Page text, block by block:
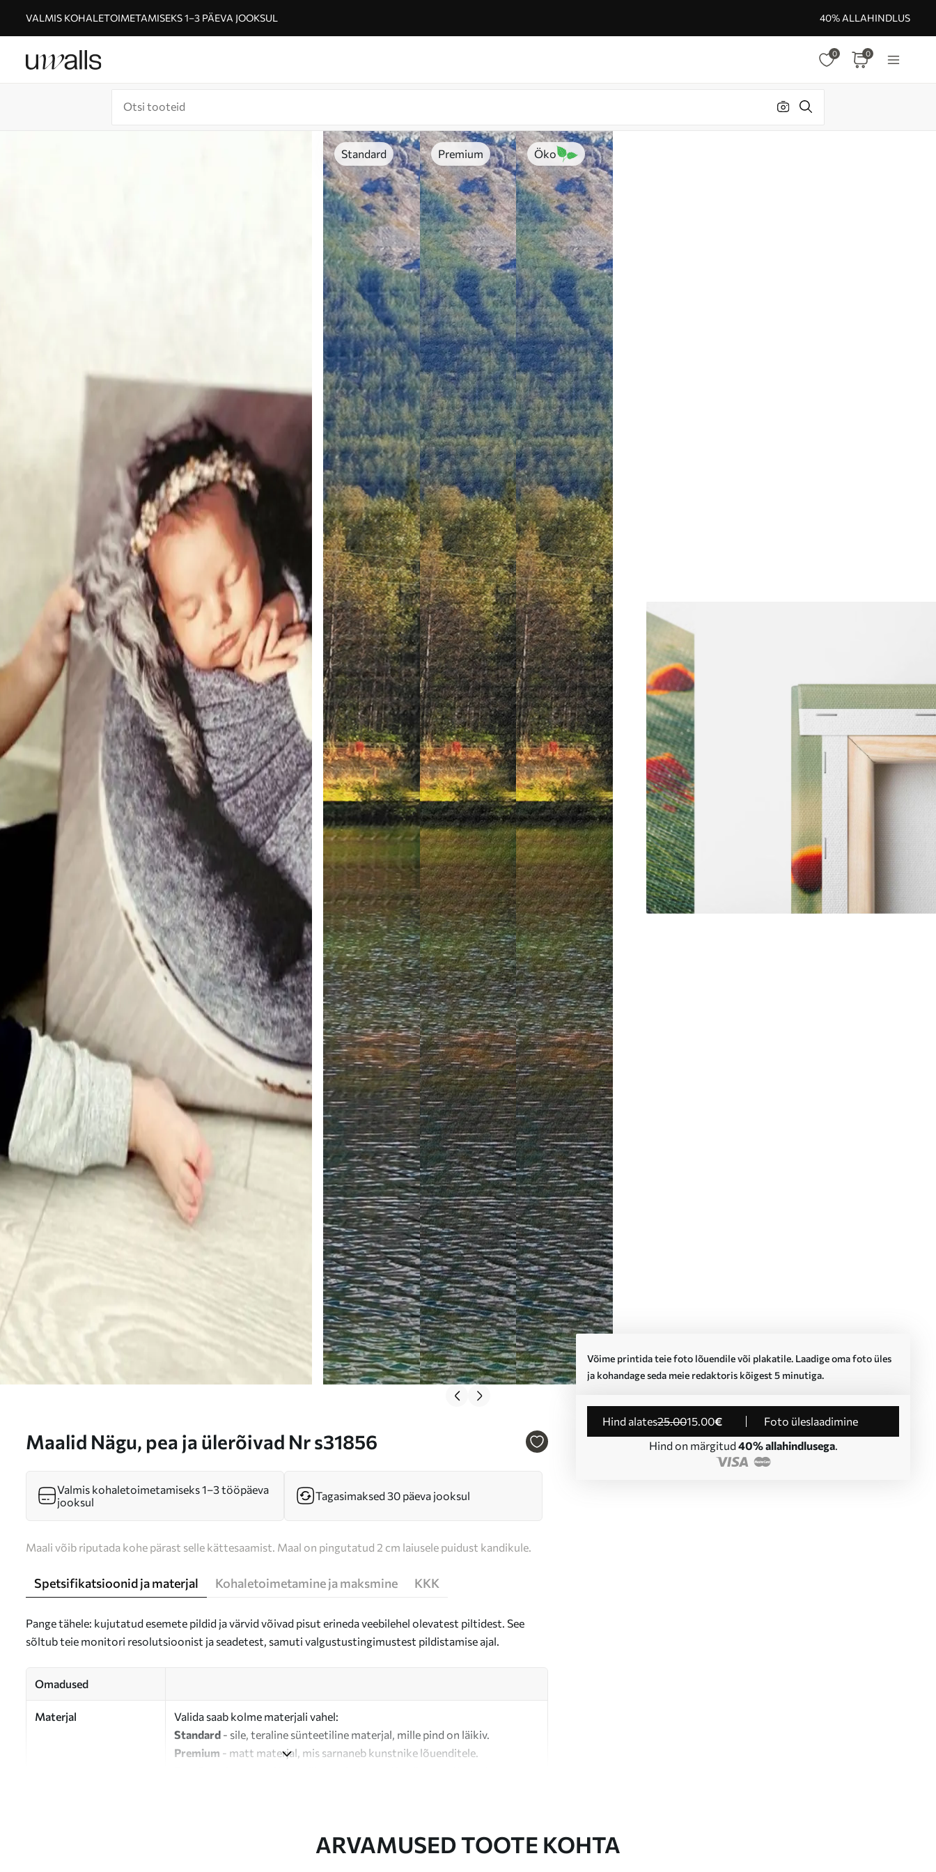
VALMIS KOHALETOIMETAMISEKS 1–3 PÄEVA JOOKSUL 40% ALLAHINDLUS
0 0
Standard Premium Öko
Maalid Nägu, pea ja ülerõivad Nr s31856
Võime printida teie foto lõuendile või plakatile. Laadige oma foto üles
ja kohandage seda meie redaktoris kõigest 5 minutiga.
Hind alates25.0015.00€
Foto üleslaadimine
Hind on märgitud 40% allahindlusega.
Valmis kohaletoimetamiseks 1–3 tööpäeva
jooksul
Tagasimaksed 30 päeva jooksul
Maali võib riputada kohe pärast selle kättesaamist. Maal on pingutatud 2 cm laiusele puidust kandikule.
Spetsifikatsioonid ja materjal Kohaletoimetamine ja maksmine KKK
Pange tähele: kujutatud esemete pildid ja värvid võivad pisut erineda veebilehel olevatest piltidest. See
sõltub teie monitori resolutsioonist ja seadetest, samuti valgustustingimustest pildistamise ajal.
Omadused
Materjal
Valida saab kolme materjali vahel:
Standard - sile, teraline sünteetiline materjal, mille pind on läikiv.
Premium - matt materjal, mis sarnaneb kunstnike lõuenditele.
ARVAMUSED TOOTE KOHTA